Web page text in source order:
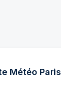
MétéoParis